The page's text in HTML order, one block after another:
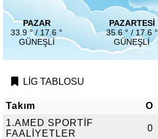
PAZAR
33.9 ° / 17.6 °
GÜNEŞLI
PAZARTESI
35.6 ° / 17.6 °
GÜNEŞLI
LİG TABLOSU
Takım O
1.AMED SPORTİF
FAALİYETLER
0